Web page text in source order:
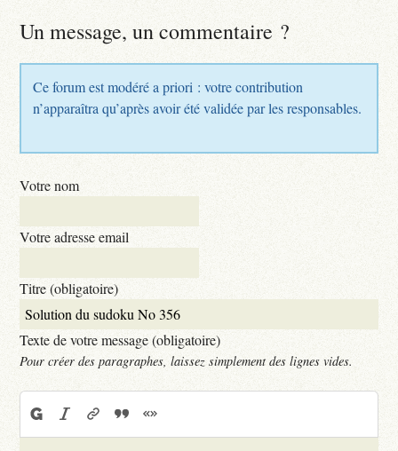
Un message, un commentaire ?
Ce forum est modéré a priori : votre contribution
n’apparaîtra qu’après avoir été validée par les responsables.
Votre nom
Votre adresse email
Titre (obligatoire)
Texte de votre message (obligatoire)
Pour créer des paragraphes, laissez simplement des lignes vides.